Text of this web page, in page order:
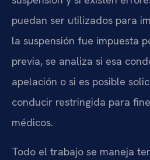
puedan ser utilizados para
la suspensión fue impuesta
previa, se analiza si esa
apelación o si es posible
conducir restringida para
médicos.
Todo el trabajo se maneja